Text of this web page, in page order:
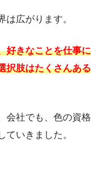
は広がります。
好きなことを仕事
択肢はたくさんあ
会社でも、色の資
ていきました。